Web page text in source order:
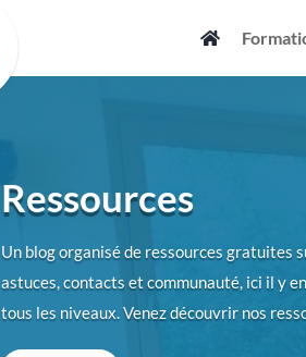
Ressources
Un blog organisé de ressources gratuites
astuces, contacts et communauté, ici il y
tous les niveaux. Venez découvrir nos